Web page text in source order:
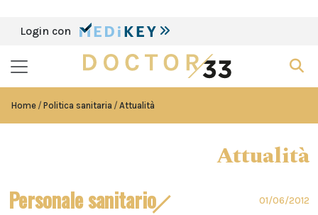
Login con
Home Politica sanitaria Attualità
Attualità
Personale sanitario 01/06/2012